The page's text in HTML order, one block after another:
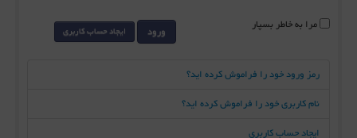
مرا به خاطر بسپار ورود ایجاد حساب کاربری
رمز ورود خود را فراموش کرده اید؟
نام کاربری خود را فراموش کرده اید؟
ایجاد حساب کاربری